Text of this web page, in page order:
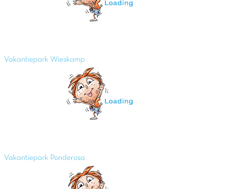
Vakantiepark Wieskamp
Vakantiepark Ponderosa